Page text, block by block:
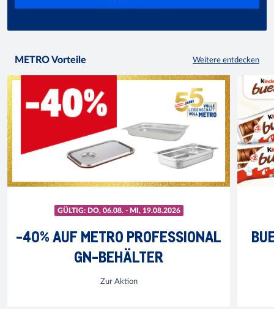
METRO Vorteile Weitere entdecken
GÜLTIG: DO, 06.08. - MI, 19.08.2026
-40% AUF METRO PROFESSIONAL
GN-BEHÄLTER
Zur Aktion